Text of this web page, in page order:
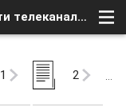
Новости тенниса (390) - Новости телеканалов - Новости спорта и анонсы спортивных трансляций - Форум о Спутниковом Телевидении
1 2 …